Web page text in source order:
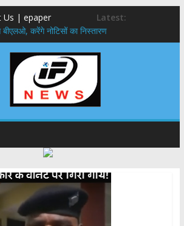
Us | epaper
Latest:
बीएलओ, करेंगे नोटिसों का निस्तारण
मुख्य सचिव मानसून-एसईओसी से मुख्य सचिव ने
सड़कों को शीघ्र खोला जाए, लोगों को न हो दिक्कत
विश्वविद्यालय में अनुसंधान संरचना होगी सुदृढ,उच्च
ने नवनियुक्त केन्द्रीय शिक्षा मंत्री से की मुलाकात
ने की शिष्टाचार भेंट,उत्तराखण्ड में एनसीसी के
संरचना के विकास पर हुई महत्वपूर्ण चर्चा
और मसूरी के विकास के लिए 25 बड़े प्रस्तावों को मिली